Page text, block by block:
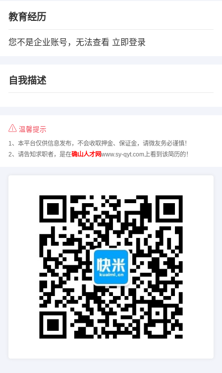
教育经历
您不是企业账号，无法查看 立即登录
自我描述
温馨提示
1、本平台仅供信息发布，不会收取押金、保证金，请微友务必谨慎！
2、请告知求职者，是在确山人才网www.sy-qyt.com上看到该简历的！